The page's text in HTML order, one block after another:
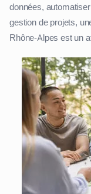
données,
gestion de projets,
Rhône-Alpes est un